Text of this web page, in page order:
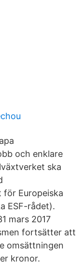
och enklare
ska
för Europeiska
ESF-rådet).
mars 2017
fortsätter att
omsättningen
kronor.